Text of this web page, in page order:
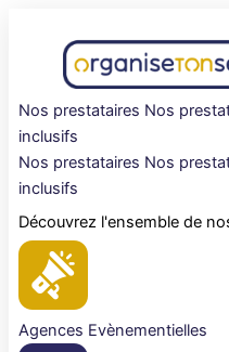
Nos prestataires Nos
inclusifs
Nos prestataires Nos
inclusifs
Découvrez l'ensemble de
Agences Evènementielles